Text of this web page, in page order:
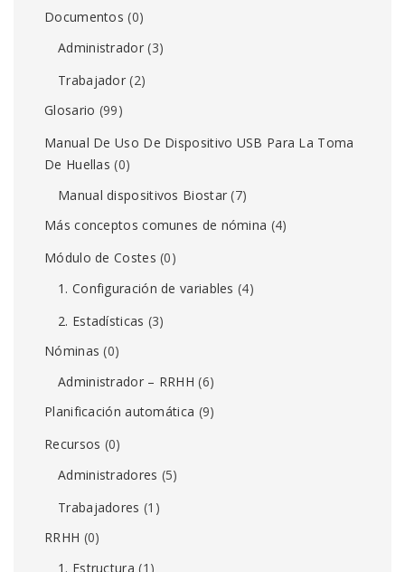
Documentos (0)
Administrador(3)
Trabajador (2)
Glosario (99)
Manual De Uso De Dispositivo USB Para La Toma
De Huellas (0)
Manual dispositivos Biostar (7)
Más conceptos comunes de nómina (4)
Módulo de Costes (0)
1. Configuración de variables (4)
2. Estadísticas (3)
Nóminas (0)
Administrador – RRHH (6)
Planificación automática (9)
Recursos (0)
Administradores (5)
Trabajadores (1)
RRHH (0)
1. Estructura (1)